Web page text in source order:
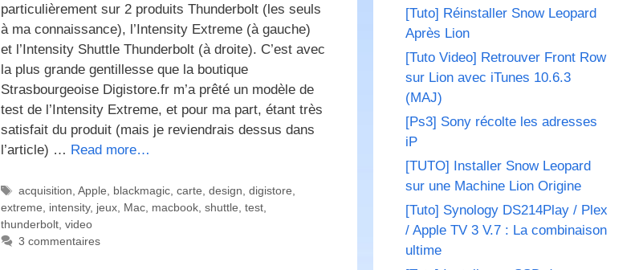
particulièrement sur 2 produits Thunderbolt (les seuls
à ma connaissance), l’Intensity Extreme (à gauche)
et l’Intensity Shuttle Thunderbolt (à droite). C’est avec
la plus grande gentillesse que la boutique
Strasbourgeoise Digistore.fr m’a prêté un modèle de
test de l’Intensity Extreme, et pour ma part, étant très
satisfait du produit (mais je reviendrais dessus dans
l’article) … Read more…
Étiquettes
acquisition, Apple, blackmagic, carte, design, digistore,
extreme, intensity, jeux, Mac, macbook, shuttle, test,
thunderbolt, video
3 commentaires
[Tuto] Réinstaller Snow Leopard
Après Lion
[Tuto Video] Retrouver Front Row
sur Lion avec iTunes 10.6.3
(MAJ)
[Ps3] Sony récolte les adresses
iP
[TUTO] Installer Snow Leopard
sur une Machine Lion Origine
[Tuto] Synology DS214Play / Plex
/ Apple TV 3 V.7 : La combinaison
ultime